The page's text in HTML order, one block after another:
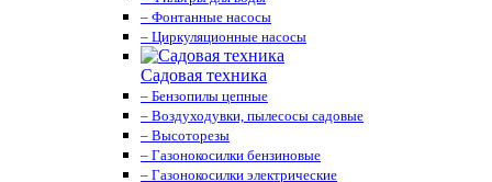
– Фонтанные насосы
– Циркуляционные насосы
Садовая техника
– Бензопилы цепные
– Воздуходувки, пылесосы садовые
– Высоторезы
– Газонокосилки бензиновые
– Газонокосилки электрические